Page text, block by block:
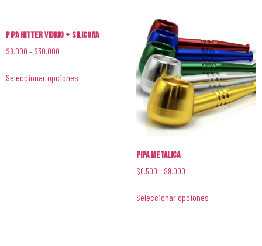
Pipa Hitter Vidrio + Silicona
$8.000 – $30.000
Seleccionar opciones
Pipa Metalica
$6.500 – $9.000
Seleccionar opciones